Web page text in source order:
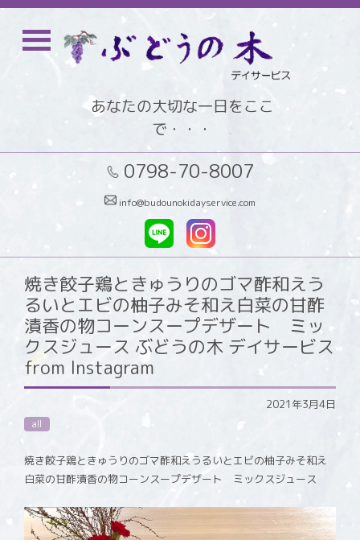
あなたの大切な一日をここ
で・・・
0798-70-8007
info@budounokidayservice.com
焼き餃子鶏ときゅうりのゴマ酢和えう
るいとエビの柚子みそ和え白菜の甘酢
漬香の物コーンスープデザート ミッ
クスジュース ぶどうの木 デイサービス
from Instagram
2021年3月4日
all
焼き餃子鶏ときゅうりのゴマ酢和えうるいとエビの柚子みそ和え
白菜の甘酢漬香の物コーンスープデザート ミックスジュース